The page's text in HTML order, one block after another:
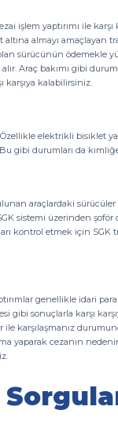
işlem yaptırımı ile
almayı amaçlayan
sürücünün ödemekle
alır. Araç bakımı gibi
karşıya kalabilirsiniz.
elektrikli bisiklet
gibi durumları da
araçlardaki
sistemi üzerinden
kontrol etmek için SGK
genellikle idari
gibi sonuçlarla karşı
ile karşılaşmanız
yaparak cezanın